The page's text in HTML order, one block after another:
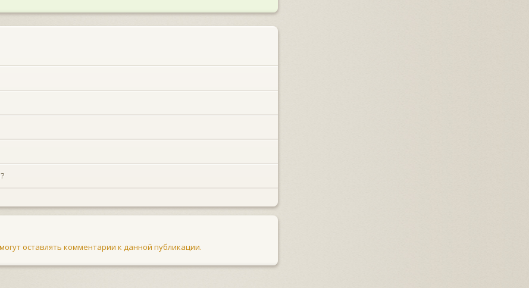
оставлять комментарии к данной публикации.